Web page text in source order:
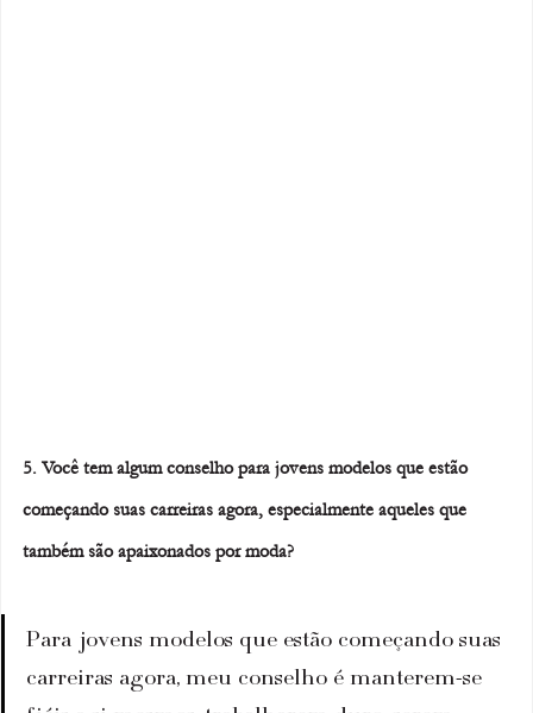
5. Você tem algum conselho para jovens modelos que estão
começando suas carreiras agora, especialmente aqueles que
também são apaixonados por moda?
Para jovens modelos que estão começando suas
carreiras agora, meu conselho é manterem-se